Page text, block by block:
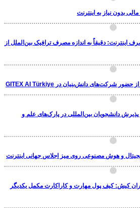
بدون نیاز به اینترنت
اینترنت: دقیقاً به اندازه مصرف ترافیک بین‌الملل از
دانشجویان بین‌المللی در پارک‌های علم و
دیجیتال و هوش مصنوعی روی میز اجلاس جهانی اینترنت
کیش: کیف پول مهارت و کاراکارت مکمل یکدیگر